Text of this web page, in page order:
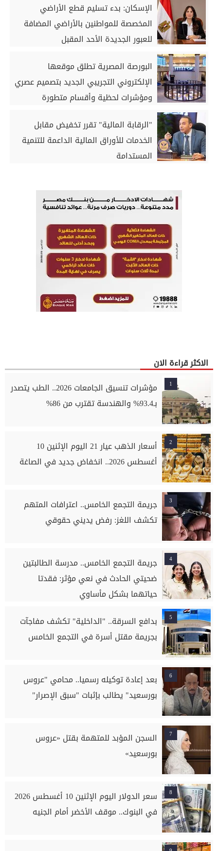
الإسكان: بدء تسليم قطع الأراضي
المخصصة للمواطنين بالأراضي المضافة
للعبور الجديدة الأحد المقبل
البورصة المصرية تطلق موقعها
الإلكتروني التجريبي الجديد بتصميم عصري
ومؤشرات لحظية وأقسام متطورة
"الرقابة المالية" تقرر تخفيض مقابل
الخدمات للأوراق المالية الداعمة للتنمية
المستدامة
الاكثر قراءة الان
1
مؤشرات تنسيق الجامعات 2026.. الطب يتصدر
بـ93.4% والهندسة تقترب من 86%
2
أسعار الذهب عيار 21 اليوم الإثنين 10
أغسطس 2026.. انخفاض جديد في الصاغة
3
جريمة التجمع الخامس.. اعترافات المتهم
تكشف اللغز: رفض يديني حقوقي
4
جريمة التجمع الخامس.. مدرسة الطالبتين
ضحيتي الحادث في نعي مؤثر: فقدتا
حياتهما بشكل مأساوي
5
بدافع السرقة.. "الداخلية" تكشف مفاجآت
بجريمة مقتل أسرة في التجمع الخامس
6
بعد إعادة توكيله رسميا.. محامي "عروس
بورسعيد" يطالب بإثبات "سبق الإصرار"
7
السجن المؤبد للمتهمة بقتل «عروس
بورسعيد»
8
سعر الدولار اليوم الإثنين 10 أغسطس 2026
في البنوك.. موقف الأخضر أمام الجنيه